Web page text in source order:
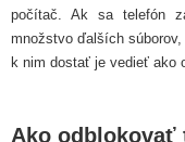
počítač. Ak sa telefón
množstvo ďalších
k nim dostať je vedieť ako
Ako odblokovať